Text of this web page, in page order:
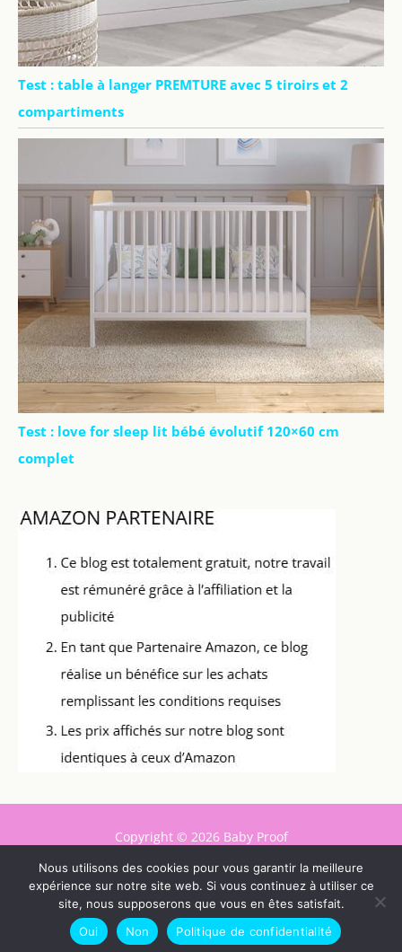
Test : table à langer PREMTURE avec 5 tiroirs et 2
compartiments
Test : love for sleep lit bébé évolutif 120×60 cm
complet
Copyright © 2026 Baby Proof
Contact
Mentions légales
Politique de confidentialité
Nous utilisons des cookies pour vous garantir la meilleure
expérience sur notre site web. Si vous continuez à utiliser ce
site, nous supposerons que vous en êtes satisfait.
Oui
Non Politique de confidentialité